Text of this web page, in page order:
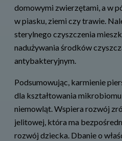
domowymi zwierzętami, a w
w piasku, ziemi czy trawie.
sterylnego czyszczenia
nadużywania środków
antybakteryjnym.
Podsumowując, karmienie
dla kształtowania
niemowląt. Wspiera rozwój
jelitowej, która ma
rozwój dziecka. Dbanie o